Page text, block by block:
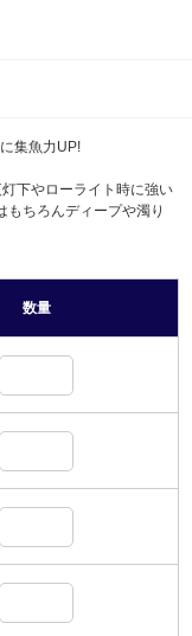
集魚力UP!
下やローライト時に強い
もちろんディープや濁り
数量